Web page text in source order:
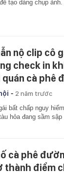
tạo dáng chụp ảnh.
nộ clip cô
check in
quán cà phê
- 2 năm trước
bất chấp nguy
hỏa đang sầm
cà phê
thành điểm